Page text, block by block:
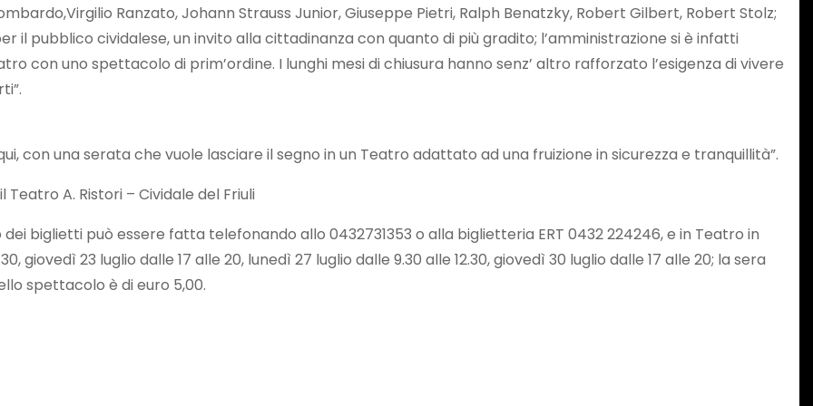
Ranzato, Johann Strauss Junior, Giuseppe Pietri, Ralph Benatzky, Robert Gilbert, Robert Stolz;
il pubblico cividalese, un invito alla cittadinanza con quanto di più gradito; l’amministrazione si è infatti
con uno spettacolo di prim’ordine. I lunghi mesi di chiusura hanno senz’ altro rafforzato l’esigenza di vivere
con una serata che vuole lasciare il segno in un Teatro adattato ad una fruizione in sicurezza e tranquillità”.
A. Ristori – Cividale del Friuli
biglietti può essere fatta telefonando allo 0432731353 o alla biglietteria ERT 0432 224246, e in Teatro in
giovedì 23 luglio dalle 17 alle 20, lunedì 27 luglio dalle 9.30 alle 12.30, giovedì 30 luglio dalle 17 alle 20; la sera
spettacolo è di euro 5,00.